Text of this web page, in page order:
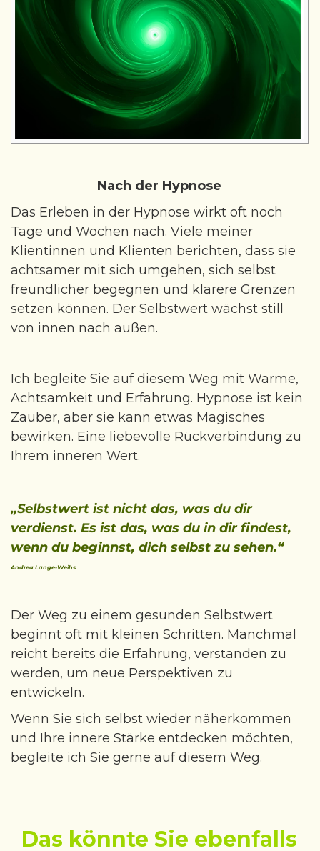
Nach der Hypnose
Das Erleben in der Hypnose wirkt oft noch
Tage und Wochen nach. Viele meiner
Klientinnen und Klienten berichten, dass sie
achtsamer mit sich umgehen, sich selbst
freundlicher begegnen und klarere Grenzen
setzen können. Der Selbstwert wächst still
von innen nach außen.
Ich begleite Sie auf diesem Weg mit Wärme,
Achtsamkeit und Erfahrung. Hypnose ist kein
Zauber, aber sie kann etwas Magisches
bewirken. Eine liebevolle Rückverbindung zu
Ihrem inneren Wert.
„Selbstwert ist nicht das, was du dir
verdienst. Es ist das, was du in dir findest,
wenn du beginnst, dich selbst zu sehen.“
Andrea Lange-Weihs
Der Weg zu einem gesunden Selbstwert
beginnt oft mit kleinen Schritten. Manchmal
reicht bereits die Erfahrung, verstanden zu
werden, um neue Perspektiven zu
entwickeln.
Wenn Sie sich selbst wieder näherkommen
und Ihre innere Stärke entdecken möchten,
begleite ich Sie gerne auf diesem Weg.
Das könnte Sie ebenfalls